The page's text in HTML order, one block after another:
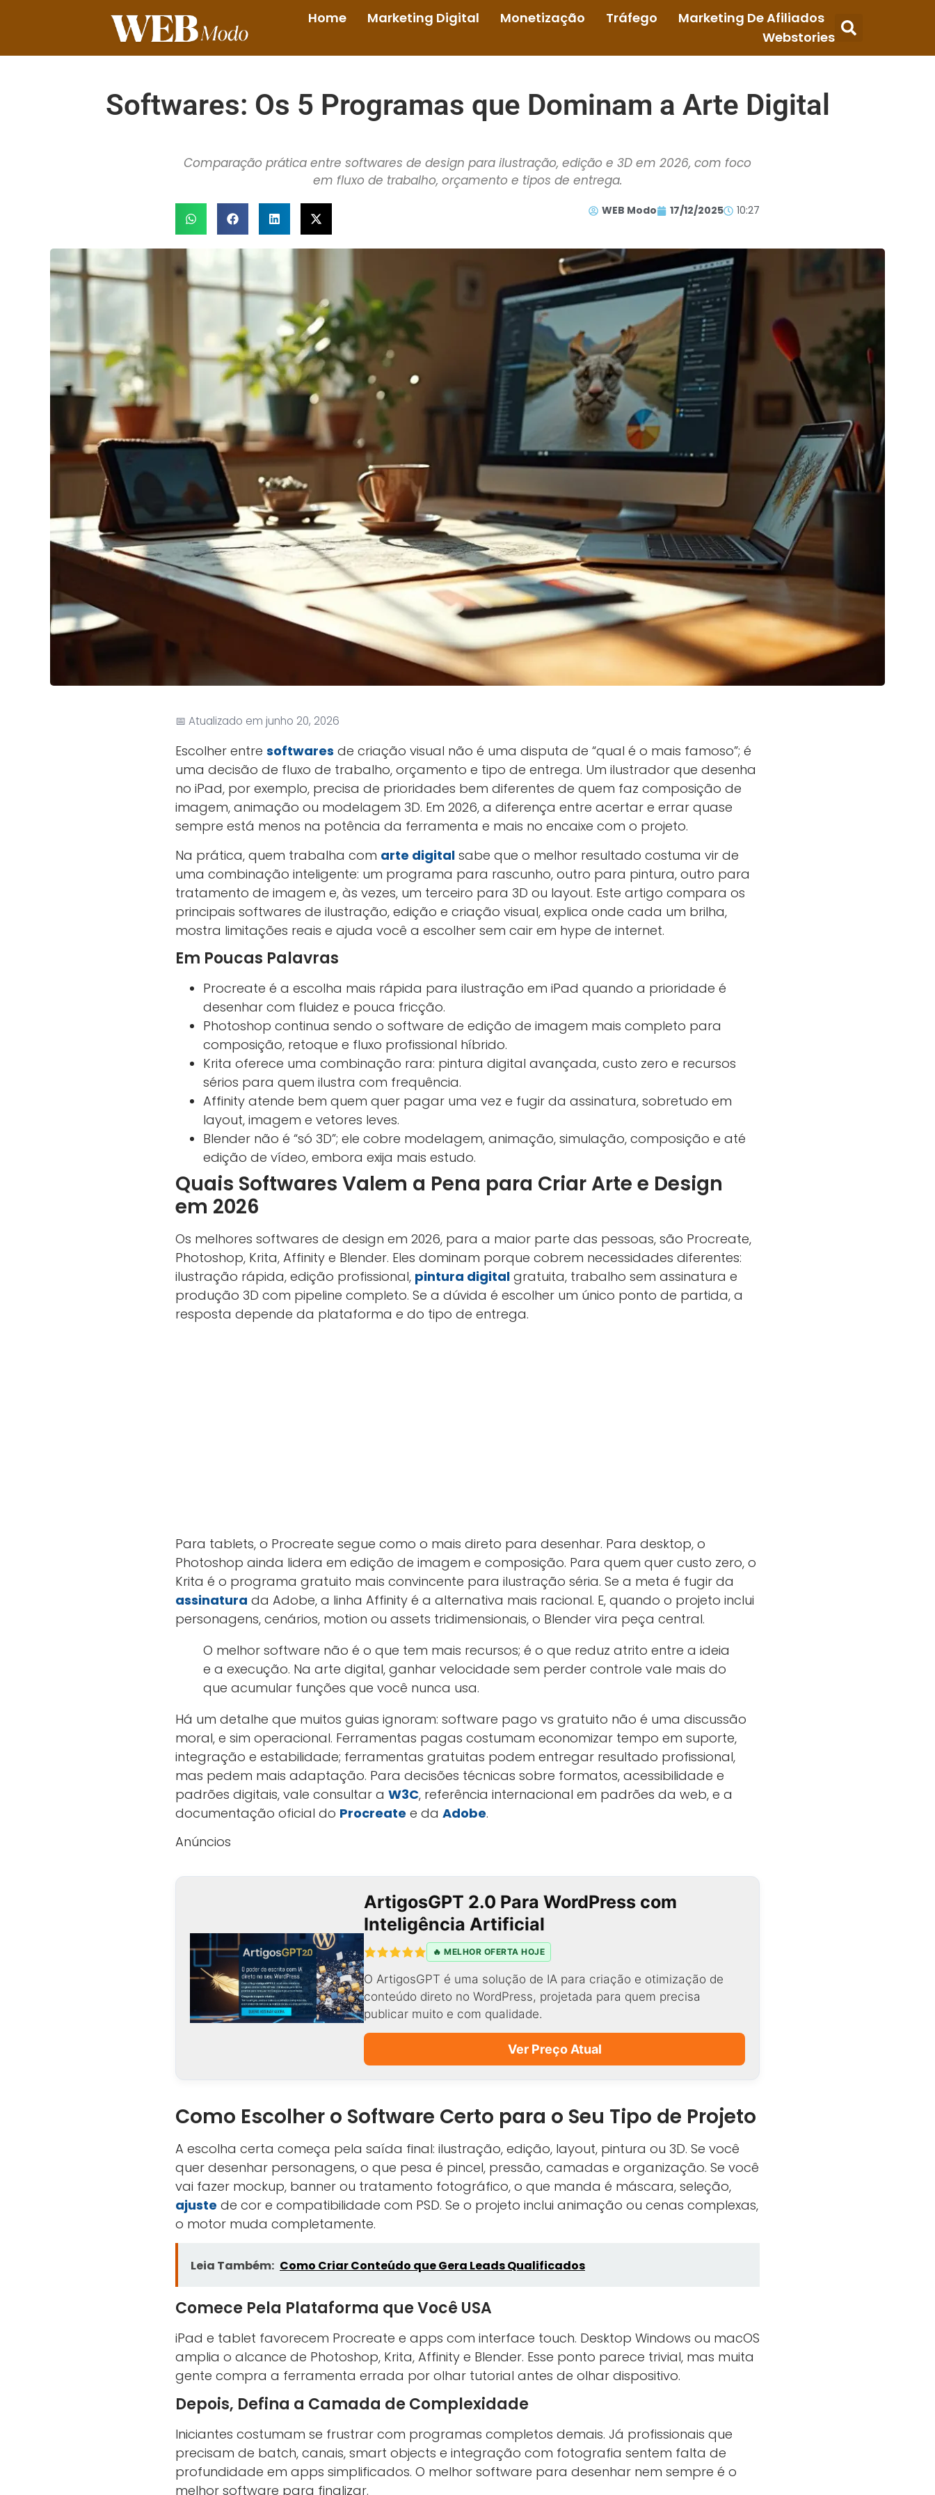
Home Marketing Digital Monetização Tráfego
Marketing De Afiliados
Webstories
Softwares: Os 5 Programas que Dominam a Arte Digital
Comparação prática entre softwares de design para ilustração, edição e 3D em 2026, com foco
em fluxo de trabalho, orçamento e tipos de entrega.
WEB Modo 17/12/2025 10:27
📅 Atualizado em junho 20, 2026
Escolher entre softwares de criação visual não é uma disputa de “qual é o mais famoso”; é
uma decisão de fluxo de trabalho, orçamento e tipo de entrega. Um ilustrador que desenha
no iPad, por exemplo, precisa de prioridades bem diferentes de quem faz composição de
imagem, animação ou modelagem 3D. Em 2026, a diferença entre acertar e errar quase
sempre está menos na potência da ferramenta e mais no encaixe com o projeto.
Na prática, quem trabalha com arte digital sabe que o melhor resultado costuma vir de
uma combinação inteligente: um programa para rascunho, outro para pintura, outro para
tratamento de imagem e, às vezes, um terceiro para 3D ou layout. Este artigo compara os
principais softwares de ilustração, edição e criação visual, explica onde cada um brilha,
mostra limitações reais e ajuda você a escolher sem cair em hype de internet.
Em Poucas Palavras
Procreate é a escolha mais rápida para ilustração em iPad quando a prioridade é
desenhar com fluidez e pouca fricção.
Photoshop continua sendo o software de edição de imagem mais completo para
composição, retoque e fluxo profissional híbrido.
Krita oferece uma combinação rara: pintura digital avançada, custo zero e recursos
sérios para quem ilustra com frequência.
Affinity atende bem quem quer pagar uma vez e fugir da assinatura, sobretudo em
layout, imagem e vetores leves.
Blender não é “só 3D”; ele cobre modelagem, animação, simulação, composição e até
edição de vídeo, embora exija mais estudo.
Quais Softwares Valem a Pena para Criar Arte e Design
em 2026
Os melhores softwares de design em 2026, para a maior parte das pessoas, são Procreate,
Photoshop, Krita, Affinity e Blender. Eles dominam porque cobrem necessidades diferentes:
ilustração rápida, edição profissional, pintura digital gratuita, trabalho sem assinatura e
produção 3D com pipeline completo. Se a dúvida é escolher um único ponto de partida, a
resposta depende da plataforma e do tipo de entrega.
Para tablets, o Procreate segue como o mais direto para desenhar. Para desktop, o
Photoshop ainda lidera em edição de imagem e composição. Para quem quer custo zero, o
Krita é o programa gratuito mais convincente para ilustração séria. Se a meta é fugir da
assinatura da Adobe, a linha Affinity é a alternativa mais racional. E, quando o projeto inclui
personagens, cenários, motion ou assets tridimensionais, o Blender vira peça central.
O melhor software não é o que tem mais recursos; é o que reduz atrito entre a ideia
e a execução. Na arte digital, ganhar velocidade sem perder controle vale mais do
que acumular funções que você nunca usa.
Há um detalhe que muitos guias ignoram: software pago vs gratuito não é uma discussão
moral, e sim operacional. Ferramentas pagas costumam economizar tempo em suporte,
integração e estabilidade; ferramentas gratuitas podem entregar resultado profissional,
mas pedem mais adaptação. Para decisões técnicas sobre formatos, acessibilidade e
padrões digitais, vale consultar a W3C, referência internacional em padrões da web, e a
documentação oficial do Procreate e da Adobe.
Anúncios
ArtigosGPT 2.0 Para WordPress com
Inteligência Artificial
🔥 MELHOR OFERTA HOJE
O ArtigosGPT é uma solução de IA para criação e otimização de
conteúdo direto no WordPress, projetada para quem precisa
publicar muito e com qualidade.
Ver Preço Atual
Como Escolher o Software Certo para o Seu Tipo de Projeto
A escolha certa começa pela saída final: ilustração, edição, layout, pintura ou 3D. Se você
quer desenhar personagens, o que pesa é pincel, pressão, camadas e organização. Se você
vai fazer mockup, banner ou tratamento fotográfico, o que manda é máscara, seleção,
ajuste de cor e compatibilidade com PSD. Se o projeto inclui animação ou cenas complexas,
o motor muda completamente.
Leia Também: Como Criar Conteúdo que Gera Leads Qualificados
Comece Pela Plataforma que Você USA
iPad e tablet favorecem Procreate e apps com interface touch. Desktop Windows ou macOS
amplia o alcance de Photoshop, Krita, Affinity e Blender. Esse ponto parece trivial, mas muita
gente compra a ferramenta errada por olhar tutorial antes de olhar dispositivo.
Depois, Defina a Camada de Complexidade
Iniciantes costumam se frustrar com programas completos demais. Já profissionais que
precisam de batch, canais, smart objects e integração com fotografia sentem falta de
profundidade em apps simplificados. O melhor software para desenhar nem sempre é o
melhor software para finalizar.